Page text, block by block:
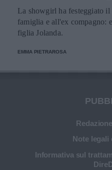
La showgirl ha festeggiato il
famiglia e all'ex compagno:
figlia Jolanda.
EMMA PIETRAROSA
Note legali
Informativa sul